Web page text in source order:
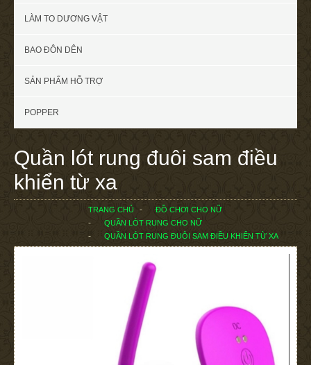
LÀM TO DƯƠNG VẬT
BAO ĐÔN DÊN
SẢN PHẨM HỖ TRỢ
POPPER
Quần lót rung đuôi sam điều
khiển từ xa
TRANG CHỦ
ĐỒ CHƠI CHO NỮ
QUẦN LÓT RUNG CHO NỮ
QUẦN LÓT RUNG ĐUÔI SAM ĐIỀU KHIỂN TỪ XA